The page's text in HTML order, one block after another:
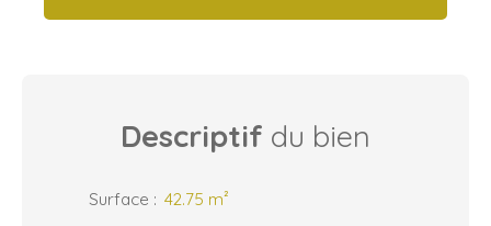
Descriptif du bien
Surface : 42.75 m²